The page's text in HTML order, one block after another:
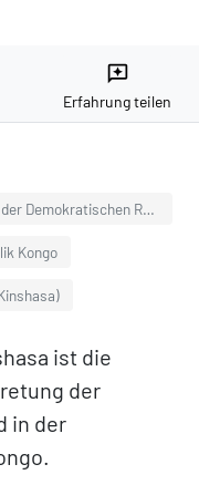
reviews
Erfahrung teilen
Beziehungen zwischen Deutschland und der Demokratischen Republik Kongo
Kongo
ist die
der
in der